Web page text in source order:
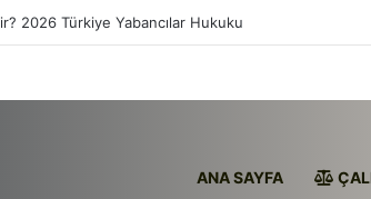
2026 Türkiye Yabancılar Hukuku
ANA SAYFA